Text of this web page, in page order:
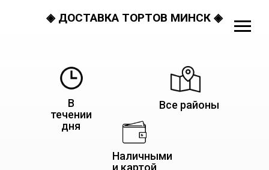
◈ ДОСТАВКА ТОРТОВ МИНСК ◈
В
течении
дня
Все районы
Наличными
и картой